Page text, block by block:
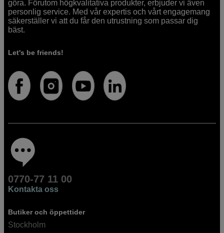
göra. Förutom högkvalitativa produkter, erbjuder vi även
personlig service. Med vår expertis och vårt engagemang
säkerställer vi att du får den utrustning som passar dig
bäst.
Let's be friends!
0770-77 11 00
Kontakta oss
Butiker och öppettider
Stockholm